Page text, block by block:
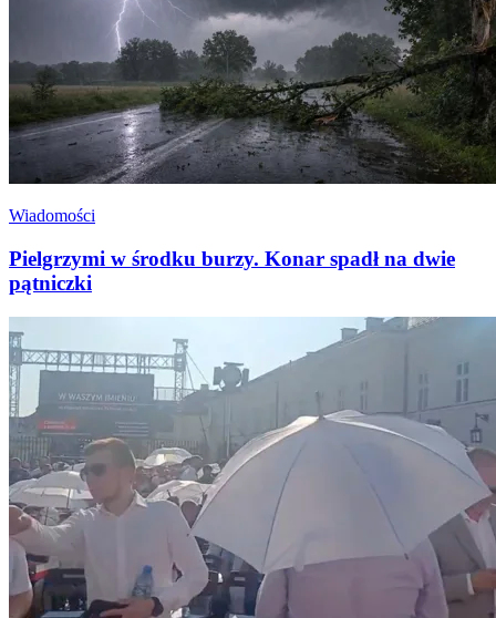
Wiadomości
Pielgrzymi w środku burzy. Konar spadł na dwie
pątniczki